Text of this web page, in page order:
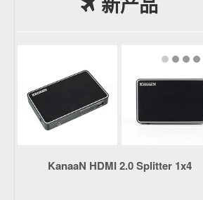
KanaaN HDMI 2.0 Splitter 1x4